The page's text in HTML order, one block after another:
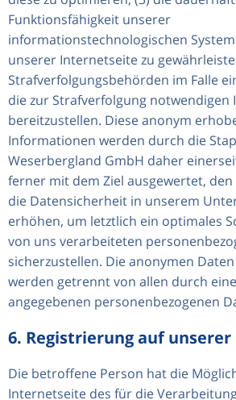
Funktionsfähigkeit unserer
informationstechnologischen
unserer Internetseite zu
Strafverfolgungsbehörden im Falle
die zur Strafverfolgung
bereitzustellen. Diese anonym
Informationen werden durch die
Weserbergland GmbH daher
ferner mit dem Ziel ausgewertet,
die Datensicherheit in unserem
erhöhen, um letztlich ein optimales
von uns verarbeiteten
sicherzustellen. Die anonymen
werden getrennt von allen durch
angegebenen personenbezogenen
6. Registrierung auf
Die betroffene Person hat die
Internetseite des für die